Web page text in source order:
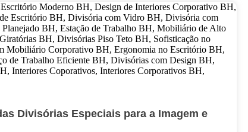
Divisórias Especiais para a Imagem e